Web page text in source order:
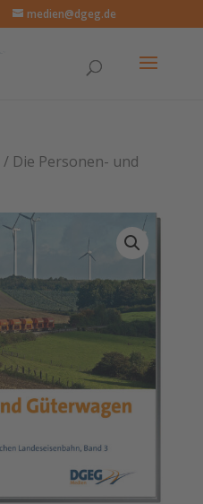
medien@dgeg.de
/ Die Personen- und